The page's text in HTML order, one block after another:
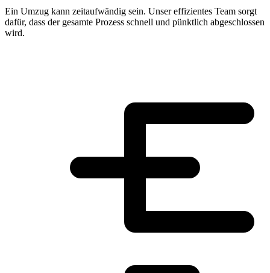
Ein Umzug kann zeitaufwändig sein. Unser effizientes Team sorgt
dafür, dass der gesamte Prozess schnell und pünktlich abgeschlossen
wird.